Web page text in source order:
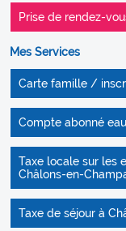
Prise de rendez-
Mes Services
Carte famille /
Compte abonné
Taxe locale sur les
Châlons-en-
Taxe de séjour à